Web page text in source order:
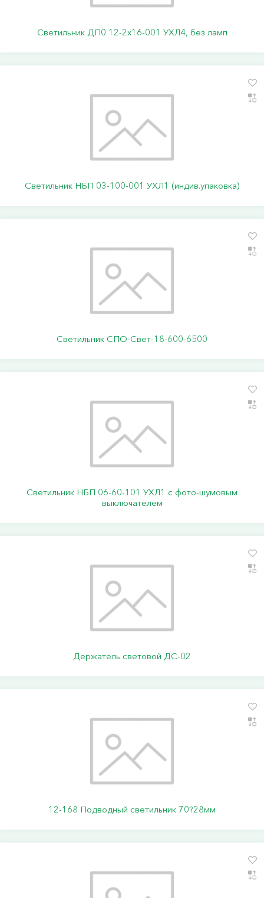
Светильник ДП0 12-2х16-001 УХЛ4, без ламп
Светильник НБП 03-100-001 УХЛ1 (индив.упаковка)
Светильник СПО-Свет-18-600-6500
Светильник НБП 06-60-101 УХЛ1 с фото-шумовым
выключателем
Держатель световой ДС-02
12-168 Подводный светильник 70?28мм